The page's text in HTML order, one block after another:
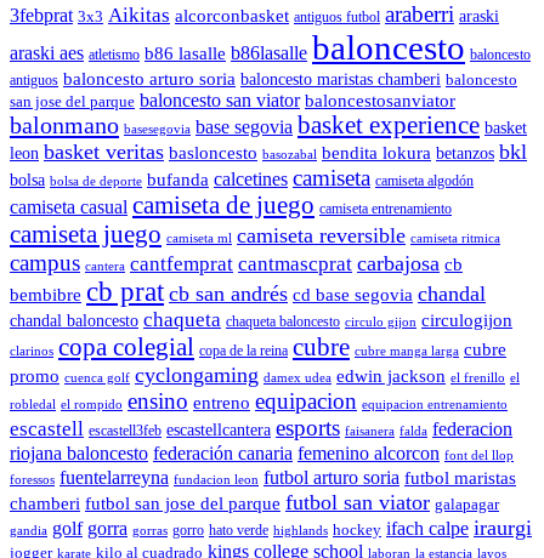
3febprat 3x3 Aikitas alcorconbasket antiguos futbol araberri araski
araski aes atletismo b86 lasalle b86lasalle baloncesto baloncesto
antiguos baloncesto arturo soria baloncesto maristas chamberi baloncesto
san jose del parque baloncesto san viator baloncestosanviator
balonmano basesegovia base segovia basket experience basket
leon basket veritas basloncesto basozabal bendita lokura betanzos bkl
bolsa bolsa de deporte bufanda calcetines camiseta camiseta algodón
camiseta casual camiseta de juego camiseta entrenamiento
camiseta juego camiseta ml camiseta reversible camiseta ritmica
campus cantera cantfemprat cantmascprat carbajosa cb
bembibre cb prat cb san andrés cd base segovia chandal
chandal baloncesto chaqueta chaqueta baloncesto circulo gijon circulogijon
clarinos copa colegial copa de la reina cubre cubre manga larga cubre
promo cuenca golf cyclongaming damex udea edwin jackson el frenillo el
robledal el rompido ensino entreno equipacion equipacion entrenamiento
escastell escastell3feb escastellcantera esports faisanera falda federacion
riojana baloncesto federación canaria femenino alcorcon font del llop
foressos fuentelarreyna fundacion leon futbol arturo soria futbol maristas
chamberi futbol san jose del parque futbol san viator galapagar
gandia golf gorra gorras gorro hato verde highlands hockey ifach calpe iraurgi
jogger karate kilo al cuadrado kings college school laboran la estancia layos